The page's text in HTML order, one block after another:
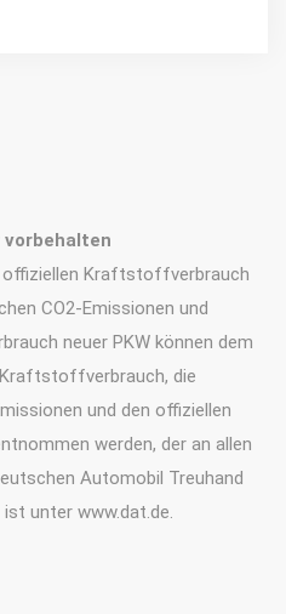
vorbehalten
Kraftstoffverbrauch
CO2-Emissionen und
neuer PKW können dem
die
und den offiziellen
werden, der an allen
Automobil Treuhand
unter www.dat.de.